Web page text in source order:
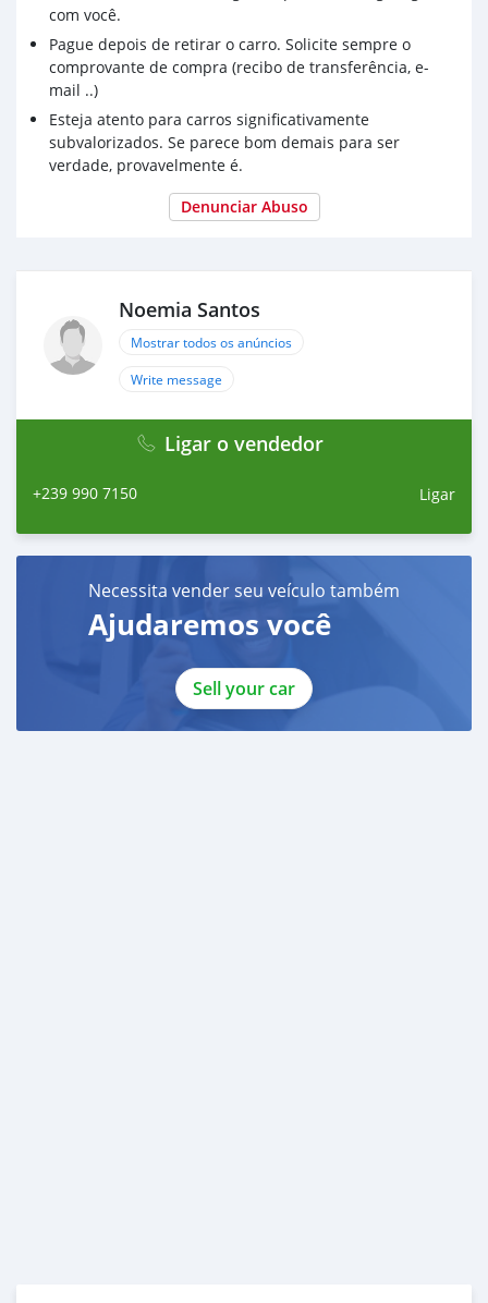
com você.
Pague depois de retirar o carro. Solicite sempre o
comprovante de compra (recibo de transferência, e-
mail ..)
Esteja atento para carros significativamente
subvalorizados. Se parece bom demais para ser
verdade, provavelmente é.
Denunciar Abuso
Noemia Santos
Mostrar todos os anúncios
Write message
Ligar o vendedor
+239 990 7150 Ligar
Necessita vender seu veículo também
Ajudaremos você
Sell your car